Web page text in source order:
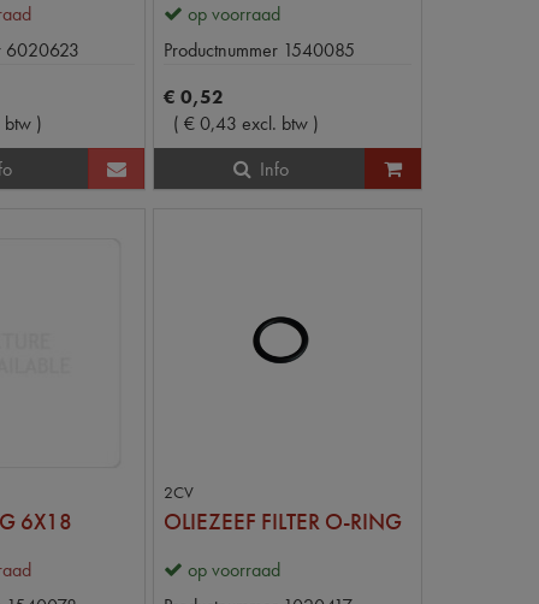
6020623
btw )
op voorraad
Productnummer 1540085
€ 0,52
( €0,43 excl. btw )
Info
6X18
2CV
OLIEZEEF FILTER O-RING
op voorraad